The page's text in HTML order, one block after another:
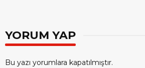
YORUM YAP
Bu yazı yorumlara kapatılmıştır.